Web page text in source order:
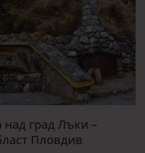
град Лъки –
Пловдив